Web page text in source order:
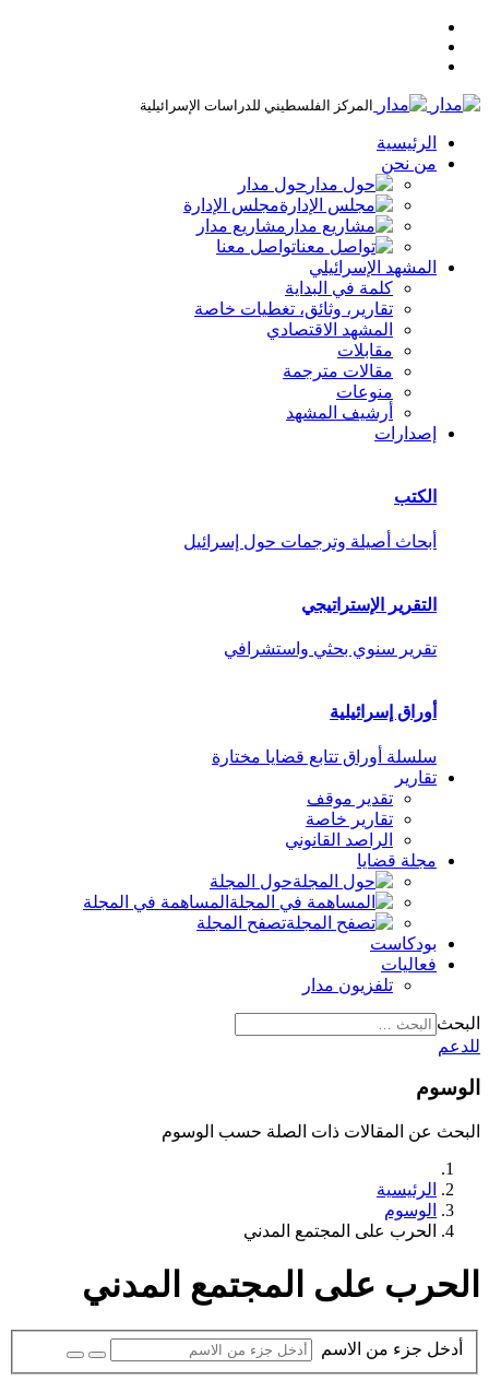
المركز الفلسطيني للدراسات الإسرائيلية
الرئيسية
من نحن
حول مدار
مجلس الإدارة
مشاريع مدار
تواصل معنا
المشهد الإسرائيلي
كلمة في البداية
تقارير، وثائق، تغطيات خاصة
المشهد الاقتصادي
مقابلات
مقالات مترجمة
منوعات
أرشيف المشهد
إصدارات
الكتب
أبحاث أصيلة وترجمات حول إسرائيل
التقرير الإستراتيجي
تقرير سنوي بحثي واستشرافي
أوراق إسرائيلية
سلسلة أوراق تتابع قضايا مختارة
تقارير
تقدير موقف
تقارير خاصة
الراصد القانوني
مجلة قضايا
حول المجلة
المساهمة في المجلة
تصفح المجلة
بودكاست
فعاليات
تلفزيون مدار
البحث
للدعم
الوسوم
البحث عن المقالات ذات الصلة حسب الوسوم
الرئيسية
الوسوم
الحرب على المجتمع المدني
الحرب على المجتمع المدني
أدخل جزء من الاسم